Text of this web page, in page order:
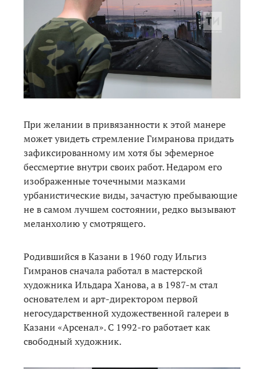
При желании в привязанности к этой манере
может увидеть стремление Гимранова придать
зафиксированному им хотя бы эфемерное
бессмертие внутри своих работ. Недаром его
изображенные точечными мазками
урбанистические виды, зачастую пребывающие
не в самом лучшем состоянии, редко вызывают
меланхолию у смотрящего.
Родившийся в Казани в 1960 году Ильгиз
Гимранов сначала работал в мастерской
художника Ильдара Ханова, а в 1987-м стал
основателем и арт-директором первой
негосударственной художественной галереи в
Казани «Арсенал». С 1992-го работает как
свободный художник.